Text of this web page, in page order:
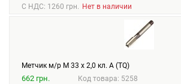
С НДС: 1260 грн. Нет в наличии
Метчик м/р М 33 х 2,0 кл. А (TQ)
662 грн.
Код товара: 5258